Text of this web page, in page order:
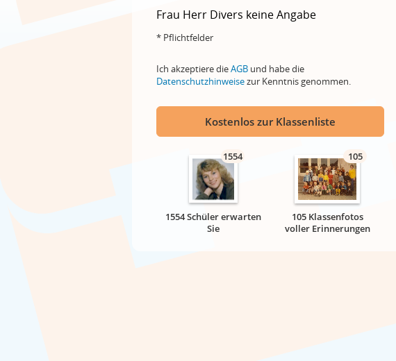
Frau Herr Divers keine Angabe
* Pflichtfelder
Ich akzeptiere dieAGB und habe die
Datenschutzhinweisezur Kenntnis genommen.
Kostenlos zur Klassenliste
1554
1554 Schüler erwarten
Sie
105
105 Klassenfotos
voller Erinnerungen